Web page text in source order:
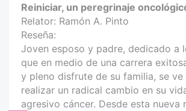
Reiniciar, un peregrinaje
Relator: Ramón A. Pinto
Reseña:
Joven esposo y padre, dedicado a
que en medio de una carrera
y pleno disfrute de su familia, se
realizar un radical cambio en su
agresivo cáncer. Desde esta nueva